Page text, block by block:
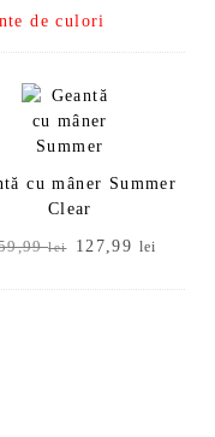
lei.
de culori
cu mâner Summer
Clear
lei
Prețul
a
127,99 lei
este: